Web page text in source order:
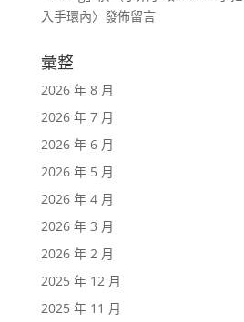
入手環內〉發佈留言
彙整
2026 年 8 月
2026 年 7 月
2026 年 6 月
2026 年 5 月
2026 年 4 月
2026 年 3 月
2026 年 2 月
2025 年 12 月
2025 年 11 月